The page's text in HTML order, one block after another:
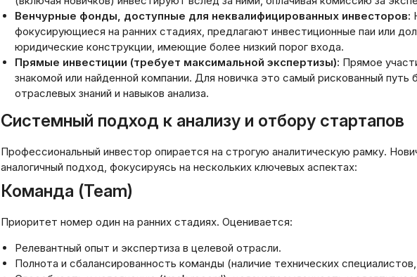
Венчурные фонды, доступные для неквалифицированных инвесторов:
фокусирующиеся на ранних стадиях, предлагают инвестиционные паи или
юридические конструкции, имеющие более низкий порог входа.
Прямые инвестиции (требует максимальной экспертизы): Прямое
знакомой или найденной компании. Для новичка это самый рискованный путь
отраслевых знаний и навыков анализа.
Системный подход к анализу и отбору стартапов
Профессиональный инвестор опирается на строгую аналитическую рамку.
аналогичный подход, фокусируясь на нескольких ключевых аспектах:
Команда (Team)
Приоритет номер один на ранних стадиях. Оценивается:
Релевантный опыт и экспертиза в целевой отрасли.
Полнота и сбалансированность команды (наличие технических